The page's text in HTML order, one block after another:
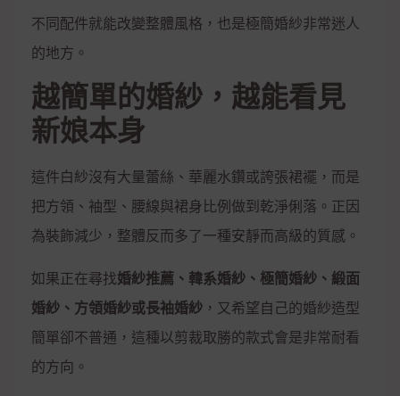
不同配件就能改變整體風格，也是極簡婚紗非常迷人
的地方。
越簡單的婚紗，越能看見
新娘本身
這件白紗沒有大量蕾絲、華麗水鑽或誇張裙襬，而是
把方領、袖型、腰線與裙身比例做到乾淨俐落。正因
為裝飾減少，整體反而多了一種安靜而高級的質感。
如果正在尋找婚紗推薦、韓系婚紗、極簡婚紗、緞面
婚紗、方領婚紗或長袖婚紗 ，又希望自己的婚紗造型
簡單卻不普通，這種以剪裁取勝的款式會是非常耐看
的方向。